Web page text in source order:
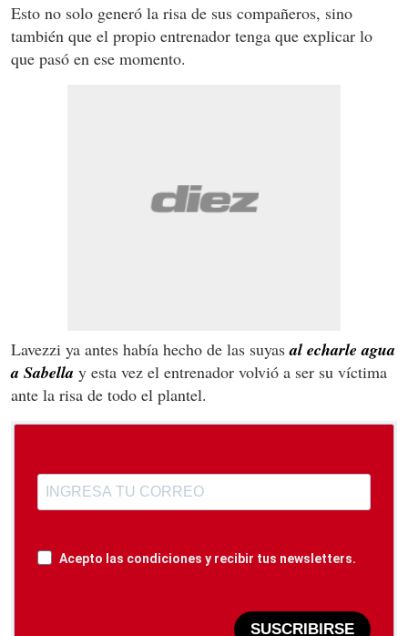
Esto no solo generó la risa de sus compañeros, sino
también que el propio entrenador tenga que explicar lo
que pasó en ese momento.
Lavezzi ya antes había hecho de las suyasal echarle agua
a Sabella y esta vez el entrenador volvió a ser su víctima
ante la risa de todo el plantel.
Acepto las condiciones y recibir tus newsletters.
SUSCRIBIRSE